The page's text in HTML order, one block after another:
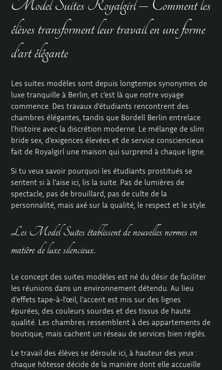
Model Suites Royalgirl – Comment les
élèves transforment leur travail en une forme
d’art élégante
Les suites modèles sont depuis longtemps synonymes de
luxe tranquille à Berlin, et c’est là que notre voyage
commence. Des travaux d’étudiants rencontrent des
chambres élégantes, tandis que Bordell Berlin entrelace
l’histoire avec la discrétion moderne. Le mélange de slim
bride sex, d’exigences élevées et de service consciencieux
fait de Royalgirl une maison qui surprend à chaque ligne.
Si tu veux savoir pourquoi les étudiants prostitués se
sentent si à l’aise ici, lis la suite. Pas de lumières de
spectacle, pas de brouillard, pas de culte de la
personnalité, mais axé sur la qualité, le respect et le style.
Les Model Suites établissent de nouvelles normes en
matière de luxe silencieux.
Le concept des suites modèles est né du désir de faciliter
les réunions dans un environnement détendu. Au lieu
d’effets tape-à-l’œil, l’accent est mis sur des lignes
épurées, des couleurs sourdes et des tissus de haute
qualité. Les chambres ressemblent à des appartements de
boutique, mais cachent un réseau de services bien réglés.
Le travail des élèves se déroule ici, à hauteur des yeux :
chaque hôtesse décide de la manière dont elle accueille